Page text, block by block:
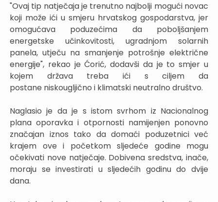
"Ovaj tip natječaja je trenutno najbolji mogući novac
koji može ići u smjeru hrvatskog gospodarstva, jer
omogućava poduzećima da poboljšanjem
energetske učinkovitosti, ugradnjom solarnih
panela, utječu na smanjenje potrošnje električne
energije", rekao je Ćorić, dodavši da je to smjer u
kojem država treba ići s ciljem da
postane niskougljično i klimatski neutralno društvo.
Naglasio je da je s istom svrhom iz Nacionalnog
plana oporavka i otpornosti namijenjen ponovno
značajan iznos tako da domaći poduzetnici već
krajem ove i početkom sljedeće godine mogu
očekivati nove natječaje. Dobivena sredstva, inače,
moraju se investirati u sljedećih godinu do dvije
dana.